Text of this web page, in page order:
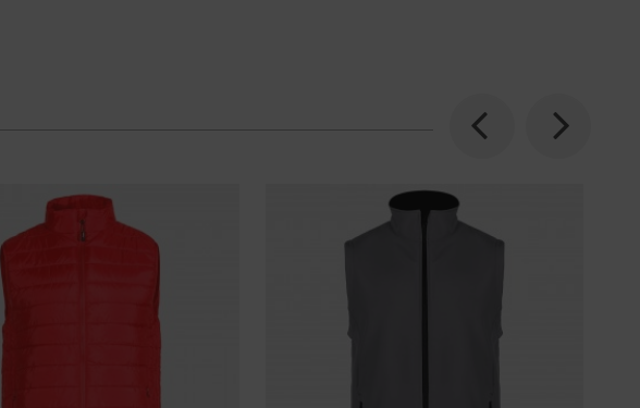
Previous Next